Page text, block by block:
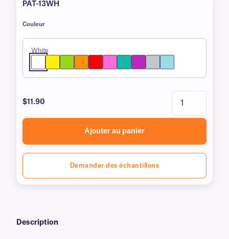
PAT-13WH
Couleur
White
$11.90
Ajouter au panier
Demander des échantillons
Description